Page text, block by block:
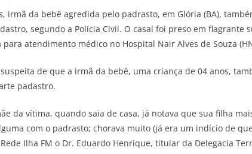
irmã da bebê agredida pelo padrasto, em Glória (BA),
segundo a Polícia Civil. O casal foi preso em flagrante
atendimento médico no Hospital Nair Alves de Souza
de que a irmã da bebê, uma criança de 04 anos,
padastro.
da vítima, quando saia de casa, já notava que sua filha
com o padrasto; chorava muito (já era um indício de
Ilha FM o Dr. Eduardo Henrique, titular da Delegacia